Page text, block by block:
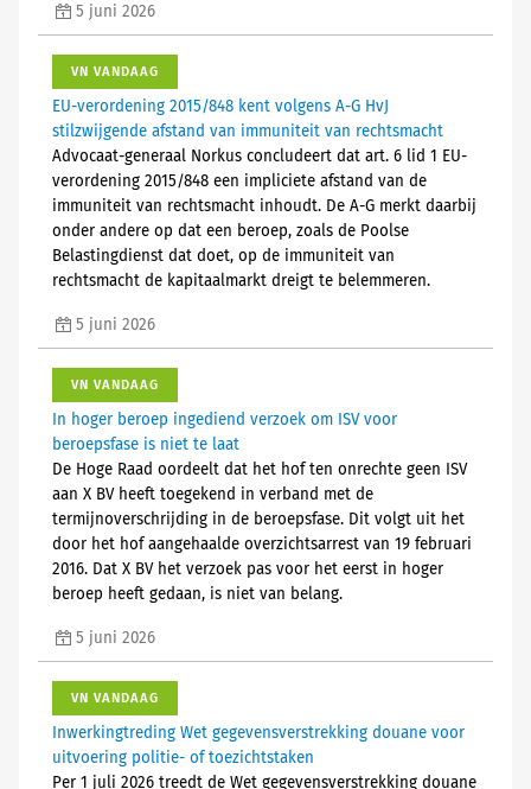
5 juni 2026
VN VANDAAG
EU-verordening 2015/848 kent volgens A-G HvJ
stilzwijgende afstand van immuniteit van rechtsmacht
Advocaat-generaal Norkus concludeert dat art. 6 lid 1 EU-
verordening 2015/848 een impliciete afstand van de
immuniteit van rechtsmacht inhoudt. De A-G merkt daarbij
onder andere op dat een beroep, zoals de Poolse
Belastingdienst dat doet, op de immuniteit van
rechtsmacht de kapitaalmarkt dreigt te belemmeren.
5 juni 2026
VN VANDAAG
In hoger beroep ingediend verzoek om ISV voor
beroepsfase is niet te laat
De Hoge Raad oordeelt dat het hof ten onrechte geen ISV
aan X BV heeft toegekend in verband met de
termijnoverschrijding in de beroepsfase. Dit volgt uit het
door het hof aangehaalde overzichtsarrest van 19 februari
2016. Dat X BV het verzoek pas voor het eerst in hoger
beroep heeft gedaan, is niet van belang.
5 juni 2026
VN VANDAAG
Inwerkingtreding Wet gegevensverstrekking douane voor
uitvoering politie- of toezichtstaken
Per 1 juli 2026 treedt de Wet gegevensverstrekking douane